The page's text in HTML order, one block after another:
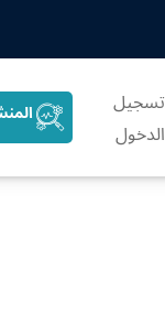
تسجيل
الدخول